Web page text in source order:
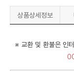
상품상세정보
※ 교환 및 환불은 인